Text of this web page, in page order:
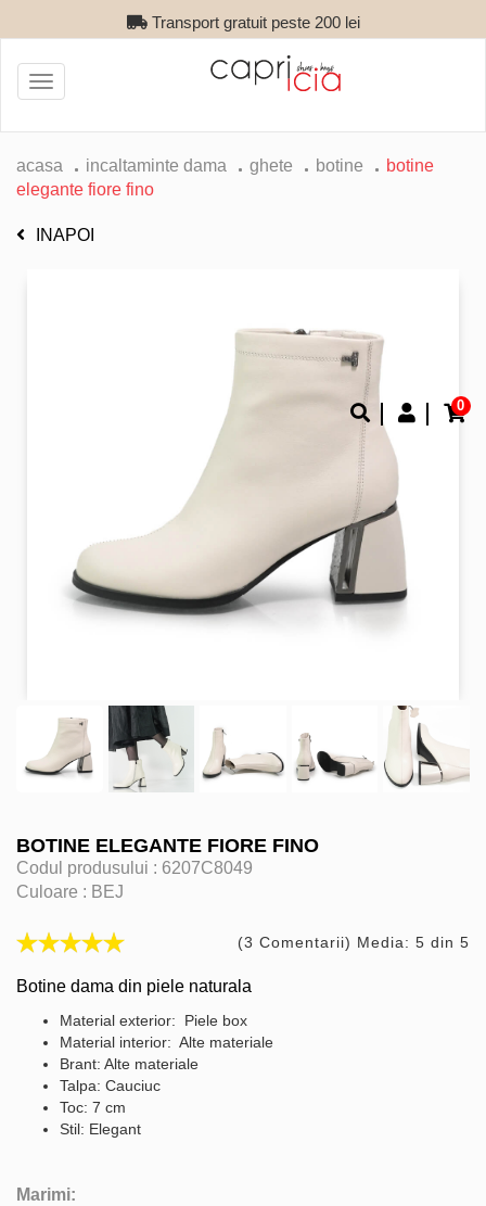
Transport gratuit peste 200 lei
0
Toggle
navigation
acasa incaltaminte dama ghete botine
botine
elegante fiore fino
INAPOI
BOTINE ELEGANTE FIORE FINO
Codul produsului : 6207C8049
Culoare : BEJ
(3 Comentarii) Media: 5 din 5
Botine dama din piele naturala
Material exterior: Piele box
Material interior: Alte materiale
Brant: Alte materiale
Talpa: Cauciuc
Toc: 7 cm
Stil: Elegant
Marimi: